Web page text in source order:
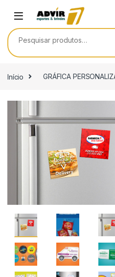
Pesquisar por:
Início GRÁFICA